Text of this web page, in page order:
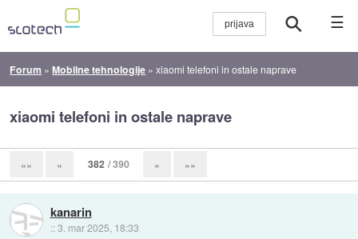
☰
Forum »Mobilne tehnologije »xiaomi telefoni in ostale naprave
xiaomi telefoni in ostale naprave
«« « 382 / 390 » »»
kanarin
::3. mar 2025, 18:33